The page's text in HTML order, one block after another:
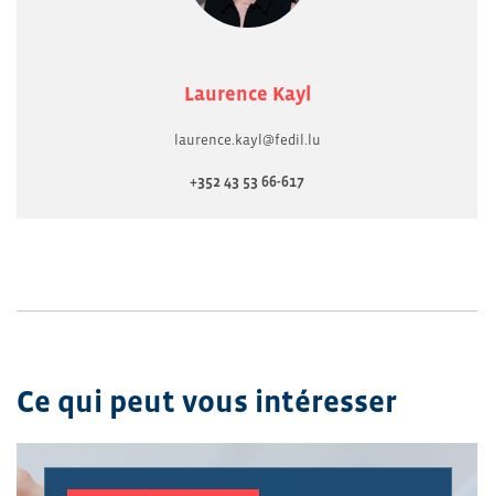
Laurence Kayl
laurence.kayl@fedil.lu
+352 43 53 66-617
Ce qui peut vous intéresser